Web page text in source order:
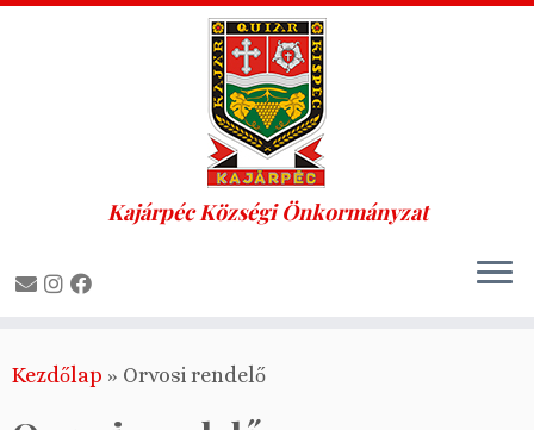
to
Kajárpéc Községi Önkormányzat
Kezdőlap » Orvosi rendelő